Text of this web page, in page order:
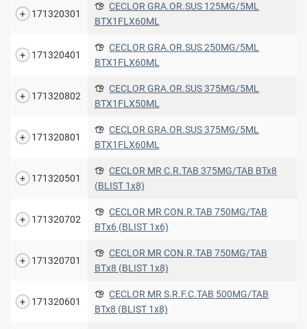
171320301
CECLOR GRA.OR.SUS 125MG/5ML
BTX1FLX60ML
171320401
CECLOR GRA.OR.SUS 250MG/5ML
BTX1FLX60ML
171320802
CECLOR GRA.OR.SUS 375MG/5ML
BTX1FLX50ML
171320801
CECLOR GRA.OR.SUS 375MG/5ML
BTX1FLX60ML
171320501
CECLOR MR C.R.TAB 375MG/TAB BTx8
(BLIST 1x8)
171320702
CECLOR MR CON.R.TAB 750MG/TAB
ΒΤx6 (BLIST 1x6)
171320701
CECLOR MR CON.R.TAB 750MG/TAB
ΒΤx8 (BLIST 1x8)
171320601
CECLOR MR S.R.F.C.TAB 500MG/TAB
BTx8 (BLIST 1x8)